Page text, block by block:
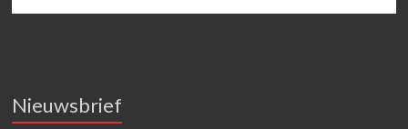
Nieuwsbrief